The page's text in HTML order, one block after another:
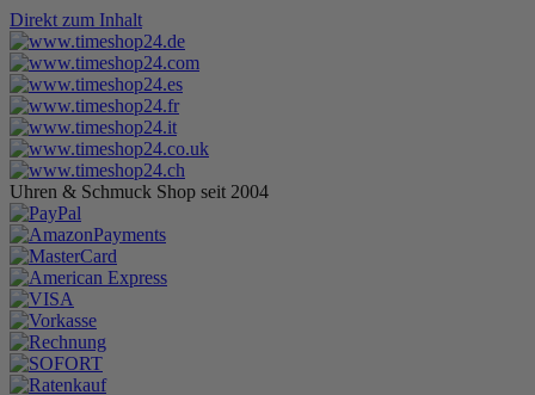
Direkt zum Inhalt
Uhren & Schmuck Shop seit 2004